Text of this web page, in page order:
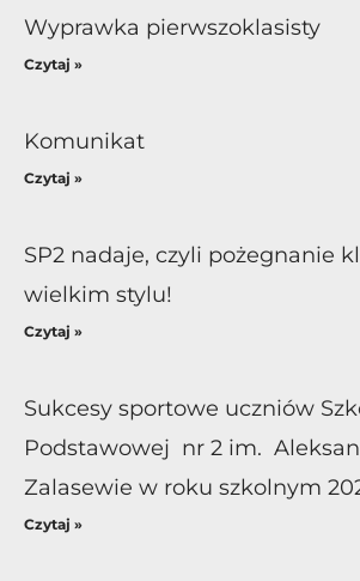
Wyprawka pierwszoklasisty
Czytaj »
Komunikat
Czytaj »
SP2 nadaje, czyli pożegnanie
wielkim stylu!
Czytaj »
Sukcesy sportowe uczniów
Podstawowej nr 2 im.
Zalasewie w roku szkolnym
Czytaj »